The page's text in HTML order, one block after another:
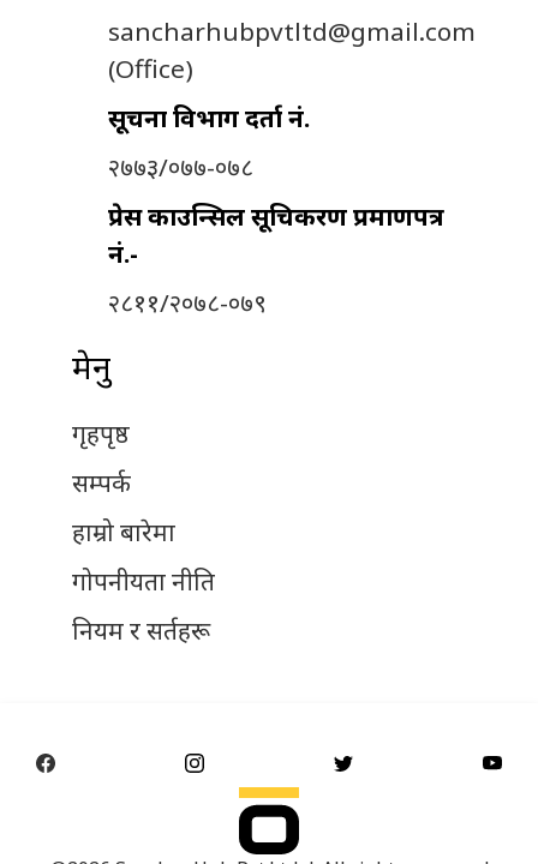
sancharhubpvtltd@gmail.com
(Office)
सूचना विभाग दर्ता नं.
२७७३/०७७-०७८
प्रेस काउन्सिल सूचिकरण प्रमाणपत्र
नं.-
२८११/२०७८-०७९
मेनु
गृहपृष्ठ
सम्पर्क
हाम्रो बारेमा
गोपनीयता नीति
नियम र सर्तहरू